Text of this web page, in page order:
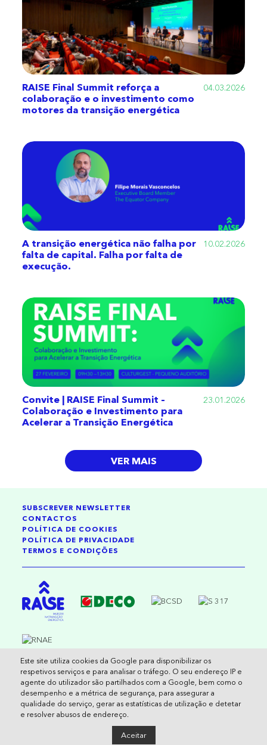
RAISE Final Summit reforça a
colaboração e o investimento como
motores da transição energética
04.03.2026
A transição energética não falha por
falta de capital. Falha por falta de
execução.
10.02.2026
Convite | RAISE Final Summit –
Colaboração e Investimento para
Acelerar a Transição Energética
23.01.2026
VER MAIS
SUBSCREVER NEWSLETTER
CONTACTOS
POLÍTICA DE COOKIES
POLÍTICA DE PRIVACIDADE
TERMOS E CONDIÇÕES
2026 , reservados todos os direitos
Cofinanciado pela União Europeia. No entanto, os pontos de vista e opiniões
expressos são da exclusiva responsabilidade do(s) autor(es) e não refletem
necessariamente os da União Europeia ou do CINEA. Nem a União Europeia nem
a autoridade que concedeu o financiamento podem ser responsabilizadas pelos
Este site utiliza cookies da Google para disponibilizar os
respetivos serviços e para analisar o tráfego. O seu endereço IP e
agente do utilizador são partilhados com a Google, bem como o
desempenho e a métrica de segurança, para assegurar a
qualidade do serviço, gerar as estatísticas de utilização e detetar
e resolver abusos de endereço.
Aceitar